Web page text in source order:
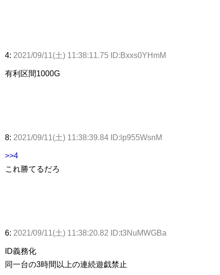
4: 2021/09/11(土) 11:38:11.75 ID:Bxxs0YHmM
有利区間1000G
8: 2021/09/11(土) 11:38:39.84 ID:lp955WsnM
>>4
これ勝てるだろ
6: 2021/09/11(土) 11:38:20.82 ID:t3NuMWGBa
ID義務化
同一台の3時間以上の連続遊戯禁止